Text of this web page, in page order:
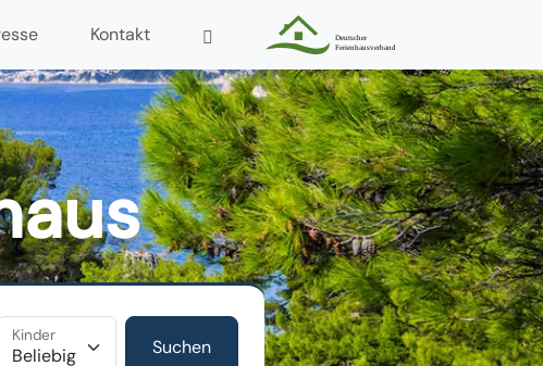
Kontakt
Kinder